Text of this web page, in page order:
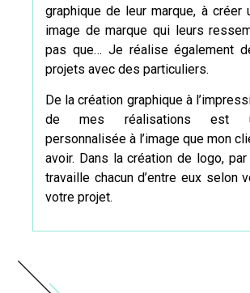
graphique de leur marque, à créer
image de marque qui leurs
pas que… Je réalise également
projets avec des particuliers.
De lacréation graphique à
de mes réalisations est
personnalisée à l’image que mon
avoir. Dans la création de logo,
travaille chacun d’entre eux selon
votre projet.